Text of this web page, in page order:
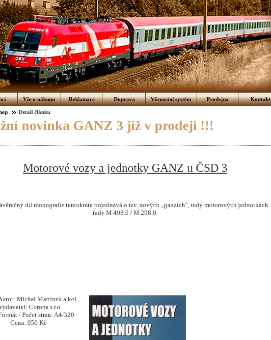
Vše o nákupu Reklamace Doprava Věrnostní systém Prodejna Kontakt
Detail článku
novinka GANZ 3 již v prodeji !!!
Motorové vozy a jednotky GANZ u ČSD 3
díl monografie tentokráte pojednává o tzv. nových „ganzích“, tedy motorových jednotkách
řady M 498.0 / M 298.0.
Michal Martinek a kol.
Corona s.r.o.
/ Počet stran: A4/320
950 Kč